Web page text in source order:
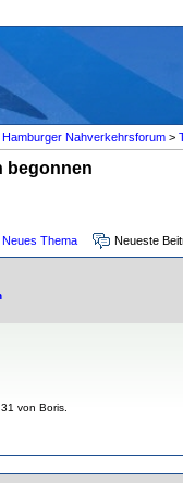
Hamburger Nahverkehrsforum >
begonnen
Neues Thema Neueste
von Boris.